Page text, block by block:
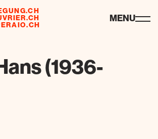
MENU
(1936-